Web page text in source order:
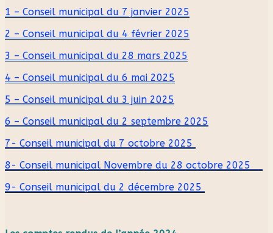
1 – Conseil municipal du 7 janvier 2025
2 – Conseil municipal du 4 février 2025
3 – Conseil municipal du 28 mars 2025
4 – Conseil municipal du 6 mai 2025
5 – Conseil municipal du 3 juin 2025
6 – Conseil municipal du 2 septembre 2025
7- Conseil municipal du 7 octobre 2025
8- Conseil municipal Novembre du 28 octobre 2025
9- Conseil municipal du 2 décembre 2025